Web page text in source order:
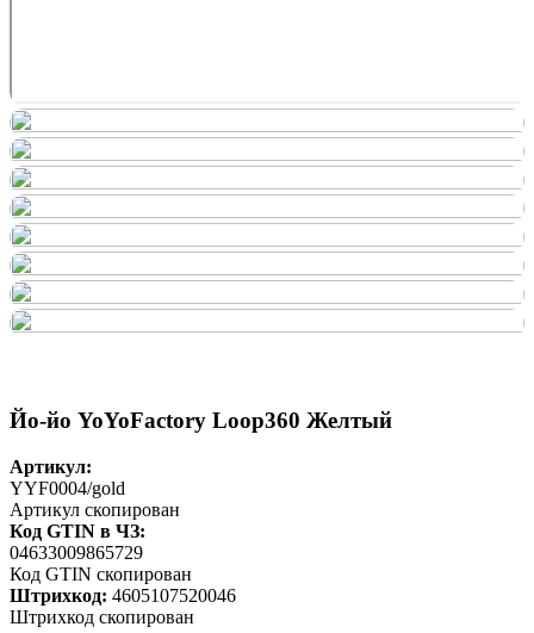
Йо-йо YoYoFactory Loop360 Желтый
Артикул:
YYF0004/gold
Артикул скопирован
Код GTIN в ЧЗ:
04633009865729
Код GTIN скопирован
Штрихкод: 4605107520046
Штрихкод скопирован